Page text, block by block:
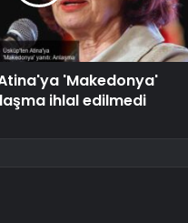
'Makedonya'
ihlal edilmedi